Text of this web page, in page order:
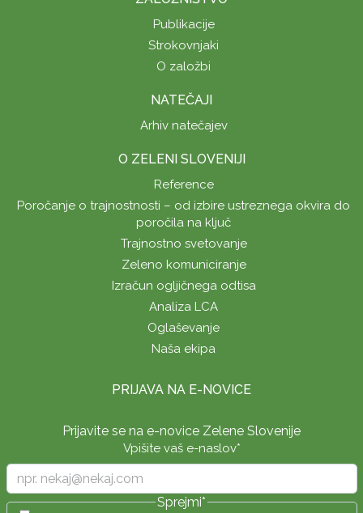
Publikacije
Strokovnjaki
O založbi
NATEČAJI
Arhiv natečajev
O ZELENI SLOVENIJI
Reference
Poročanje o trajnostnosti – od izbire ustreznega okvira do
poročila na ključ
Trajnostno svetovanje
Zeleno komuniciranje
Izračun ogljičnega odtisa
Analiza LCA
Oglaševanje
Naša ekipa
PRIJAVA NA E-NOVICE
Prijavite se na e-novice Zelene Slovenije
Vpišite vaš e-naslov*
Sprejmi*